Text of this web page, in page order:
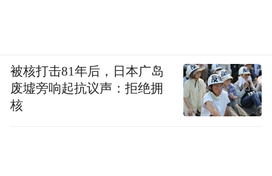
被核打击81年后，日本广岛
废墟旁响起抗议声：拒绝拥
核